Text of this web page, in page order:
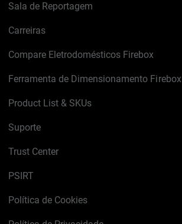
Sala de Reportagem
Carreiras
Compare Eletrodomésticos Firebox
Ferramenta de Dimensionamento Firebox
Product List & SKUs
Suporte
Trust Center
PSIRT
Política de Cookies